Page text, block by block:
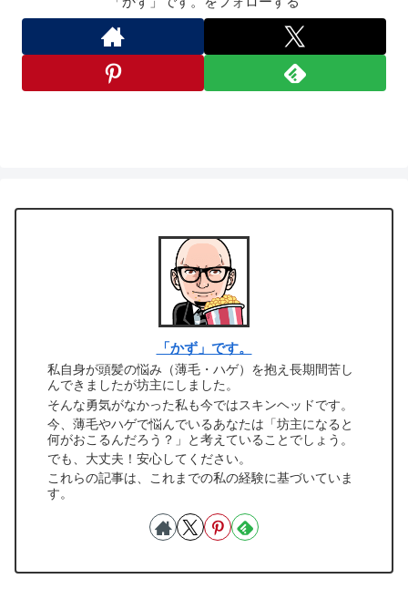
「かず」です。
私自身が頭髪の悩み（薄毛・ハゲ）を抱え長期間苦し
んできましたが坊主にしました。
そんな勇気がなかった私も今ではスキンヘッドです。
今、薄毛やハゲで悩んでいるあなたは「坊主になると
何がおこるんだろう？」と考えていることでしょう。
でも、大丈夫！安心してください。
これらの記事は、これまでの私の経験に基づいていま
す。